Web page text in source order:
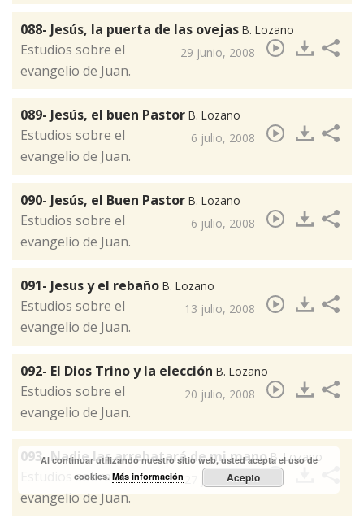
088- Jesús, la puerta de las ovejas B. Lozano
29 junio, 2008
​Estudios sobre el
evangelio de Juan.
089- Jesús, el buen Pastor B. Lozano
6 julio, 2008
​Estudios sobre el
evangelio de Juan.
090- Jesús, el Buen Pastor B. Lozano
6 julio, 2008
​Estudios sobre el
evangelio de Juan.
091- Jesus y el rebaño B. Lozano
13 julio, 2008
Estudios sobre el
evangelio de Juan.
092- El Dios Trino y la elección B. Lozano
20 julio, 2008
​Estudios sobre el
evangelio de Juan.
093- Nadie las arrebatará de mi manoB. Lozano
27 julio, 2008
​Estudios sobre el
evangelio de Juan.
Al continuar utilizando nuestro sitio web, usted acepta el uso de
cookies.Más información Acepto